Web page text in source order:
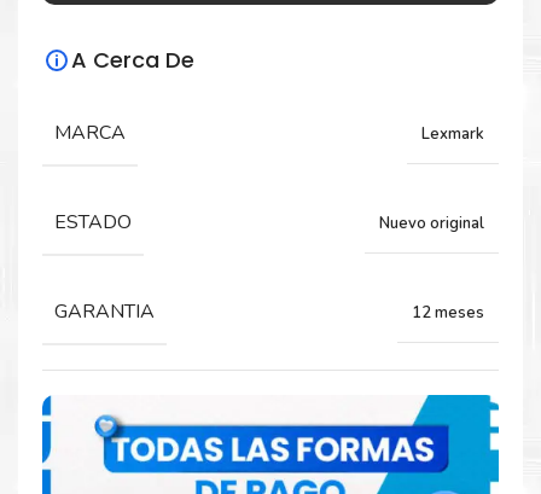
Para impresoras:
Lexmark XC4240, XC2235, MC2325, CX622,
CX625, CX421, CX522, CS521, C2240, C2325,
A Cerca De
MARCA Lexmark
ESTADO Nuevo original
GARANTIA 12 meses